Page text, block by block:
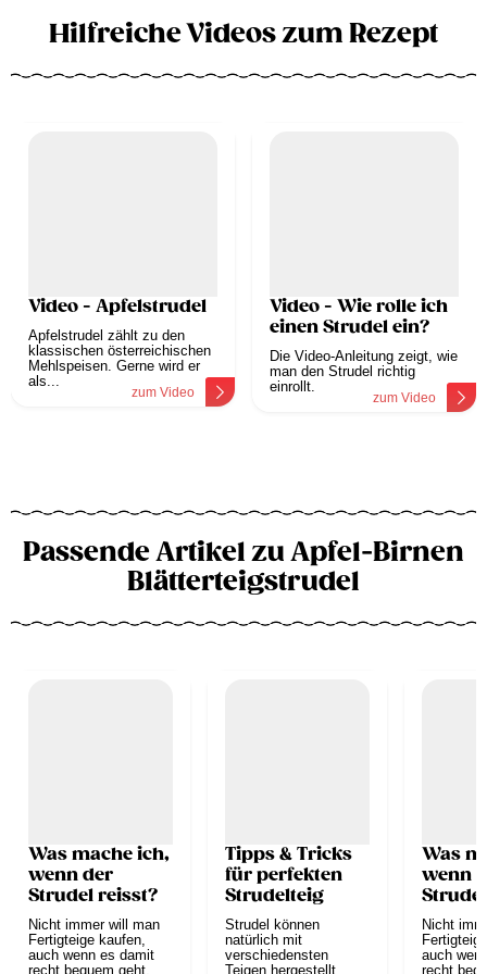
Hilfreiche Videos zum Rezept
Video - Apfelstrudel
Apfelstrudel zählt zu den
klassischen österreichischen
Mehlspeisen. Gerne wird er
als...
zum Video
Video - Wie rolle ich
einen Strudel ein?
Die Video-Anleitung zeigt, wie
man den Strudel richtig
einrollt.
zum Video
Passende Artikel zu Apfel-Birnen
Blätterteigstrudel
Was mache ich,
wenn der
Strudel reisst?
Nicht immer will man
Fertigteige kaufen,
auch wenn es damit
recht bequem geht.
Tipps & Tricks
für perfekten
Strudelteig
Strudel können
natürlich mit
verschiedensten
Teigen hergestellt
Was
wenn
Nicht
auch
recht